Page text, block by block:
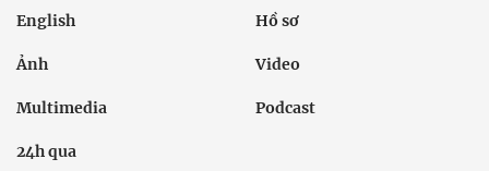
English Hồ sơ
Ảnh Video
Multimedia Podcast
24h qua